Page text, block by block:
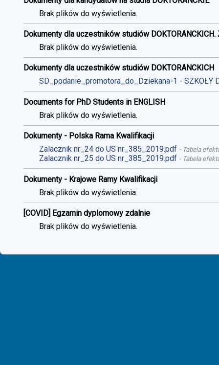
Brak plików do wyświetlenia.
Dokumenty dla uczestników studiów
Brak plików do wyświetlenia.
Dokumenty dla uczestników studiów DOKTORANCKICH
SD_podanie_promotora_do_Dziekana-1 - SZKOŁY
Documents for PhD Students in ENGLISH
Brak plików do wyświetlenia.
Dokumenty - Polska Rama Kwalifikacji
Zalacznik nr_24 do US nr_385_2019.pdf - Tabela
Zalacznik nr_25 do US nr_385_2019.pdf - Tabela
Dokumenty - Krajowe Ramy Kwalifikacji
Brak plików do wyświetlenia.
[COVID] Egzamin dyplomowy zdalnie
Brak plików do wyświetlenia.